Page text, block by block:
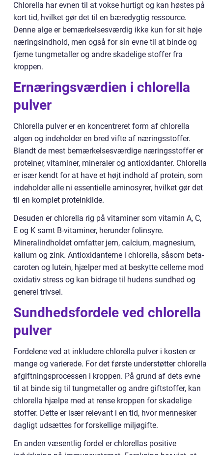
Chlorella har evnen til at vokse hurtigt og kan høstes på
kort tid, hvilket gør det til en bæredygtig ressource.
Denne alge er bemærkelsesværdig ikke kun for sit høje
næringsindhold, men også for sin evne til at binde og
fjerne tungmetaller og andre skadelige stoffer fra
kroppen.
Ernæringsværdien i chlorella
pulver
Chlorella pulver er en koncentreret form af chlorella
algen og indeholder en bred vifte af næringsstoffer.
Blandt de mest bemærkelsesværdige næringsstoffer er
proteiner, vitaminer, mineraler og antioxidanter. Chlorella
er især kendt for at have et højt indhold af protein, som
indeholder alle ni essentielle aminosyrer, hvilket gør det
til en komplet proteinkilde.
Desuden er chlorella rig på vitaminer som vitamin A, C,
E og K samt B-vitaminer, herunder folinsyre.
Mineralindholdet omfatter jern, calcium, magnesium,
kalium og zink. Antioxidanterne i chlorella, såsom beta-
caroten og lutein, hjælper med at beskytte cellerne mod
oxidativ stress og kan bidrage til hudens sundhed og
generel trivsel.
Sundhedsfordele ved chlorella
pulver
Fordelene ved at inkludere chlorella pulver i kosten er
mange og varierede. For det første understøtter chlorella
afgiftningsprocessen i kroppen. På grund af dets evne
til at binde sig til tungmetaller og andre giftstoffer, kan
chlorella hjælpe med at rense kroppen for skadelige
stoffer. Dette er især relevant i en tid, hvor mennesker
dagligt udsættes for forskellige miljøgifte.
En anden væsentlig fordel er chlorellas positive